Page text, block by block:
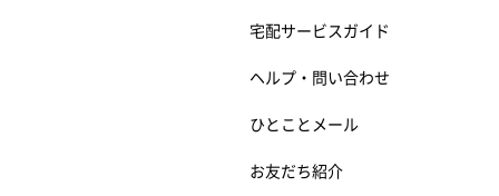
宅配サービスガイド
ヘルプ・問い合わせ
ひとことメール
お友だち紹介